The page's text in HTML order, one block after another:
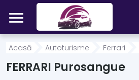
Mergi direct la conținutul principal
Acasă
Acasă Autoturisme Ferrari
FERRARI Purosangue